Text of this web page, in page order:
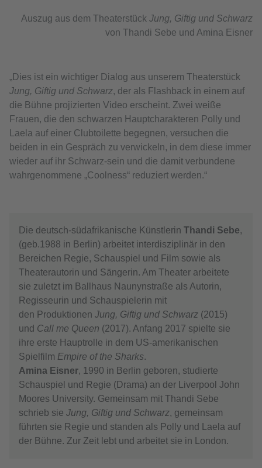
Auszug aus dem Theaterstück Jung, Giftig und Schwarz
von Thandi Sebe und Amina Eisner
„Dies ist ein wichtiger Dialog aus unserem Theaterstück
Jung, Giftig und Schwarz, der als Flashback in einem auf
die Bühne projizierten Video erscheint. Zwei weiße
Frauen, die den schwarzen Hauptcharakteren Polly und
Laela auf einer Clubtoilette begegnen, versuchen die
beiden in ein Gespräch zu verwickeln, in dem diese immer
wieder auf ihr Schwarz-sein und die damit verbundene
wahrgenommene „Coolness“ reduziert werden.“
Die deutsch-südafrikanische Künstlerin Thandi Sebe,
(geb.1988 in Berlin) arbeitet interdisziplinär in den
Bereichen Regie, Schauspiel und Film sowie als
Theaterautorin und Sängerin. Am Theater arbeitete
sie zuletzt im Ballhaus Naunynstraße als Autorin,
Regisseurin und Schauspielerin mit
den Produktionen Jung, Giftig und Schwarz (2015)
und Call me Queen (2017). Anfang 2017 spielte sie
ihre erste Hauptrolle in dem US-amerikanischen
Spielfilm Empire of the Sharks.
Amina Eisner, 1990 in Berlin geboren, studierte
Schauspiel und Regie (Drama) an der Liverpool John
Moores University. Gemeinsam mit Thandi Sebe
schrieb sie Jung, Giftig und Schwarz, gemeinsam
führten sie Regie und standen als Polly und Laela auf
der Bühne. Zur Zeit lebt und arbeitet sie in London.